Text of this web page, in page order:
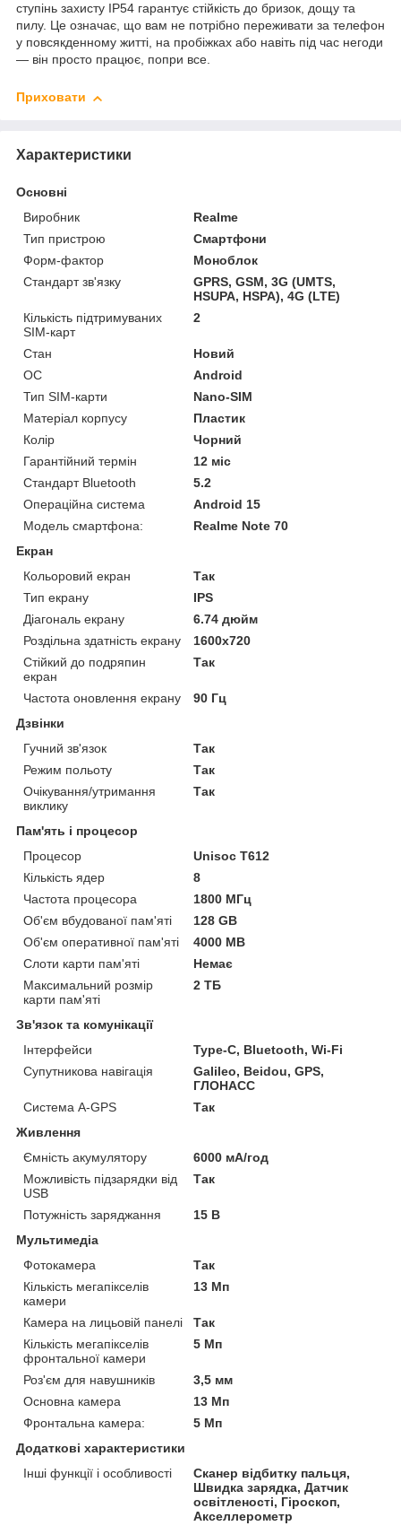
ступінь захисту IP54 гарантує стійкість до бризок, дощу та
пилу. Це означає, що вам не потрібно переживати за телефон
у повсякденному житті, на пробіжках або навіть під час негоди
— він просто працює, попри все.
Приховати
Характеристики
Основні
Виробник
Realme
Тип пристрою
Смартфони
Форм-фактор
Моноблок
Стандарт зв'язку
GPRS, GSM, 3G (UMTS,
HSUPA, HSPA), 4G (LTE)
Кількість підтримуваних
SIM-карт
2
Стан
Новий
ОС
Android
Тип SIM-карти
Nano-SIM
Матеріал корпусу
Пластик
Колір
Чорний
Гарантійний термін
12 міс
Стандарт Bluetooth
5.2
Операційна система
Android 15
Модель смартфона:
Realme Note 70
Екран
Кольоровий екран
Так
Тип екрану
IPS
Діагональ екрану
6.74 дюйм
Роздільна здатність екрану
1600x720
Стійкий до подряпин
екран
Так
Частота оновлення екрану
90 Гц
Дзвінки
Гучний зв'язок
Так
Режим польоту
Так
Очікування/утримання
виклику
Так
Пам'ять і процесор
Процесор
Unisoc T612
Кількість ядер
8
Частота процесора
1800 МГц
Об'єм вбудованої пам'яті
128 GB
Об'єм оперативної пам'яті
4000 MB
Слоти карти пам'яті
Немає
Максимальний розмір
карти пам'яті
2 ТБ
Зв'язок та комунікації
Інтерфейси
Type-C, Bluetooth, Wi-Fi
Супутникова навігація
Galileo, Beidou, GPS,
ГЛОНАСС
Система A-GPS
Так
Живлення
Ємність акумулятору
6000 мА/год
Можливість підзарядки від
USB
Так
Потужність заряджання
15 В
Мультимедіа
Фотокамера
Так
Кількість мегапікселів
камери
13 Мп
Камера на лицьовій панелі
Так
Кількість мегапікселів
фронтальної камери
5 Мп
Роз'єм для навушників
3,5 мм
Основна камера
13 Мп
Фронтальна камера:
5 Мп
Додаткові характеристики
Інші функції і особливості
Сканер відбитку пальця,
Швидка зарядка, Датчик
освітленості, Гіроскоп,
Акселлерометр